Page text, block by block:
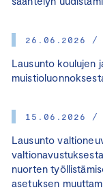
26.06.2026 /
Lausunto koulujen
15.06.2026 /
Lausunto
nuorten
asetuksen